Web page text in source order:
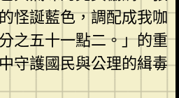
怪誕藍色，調配成我咖
之五十一點二。」的重
守護國民與公理的緝毒